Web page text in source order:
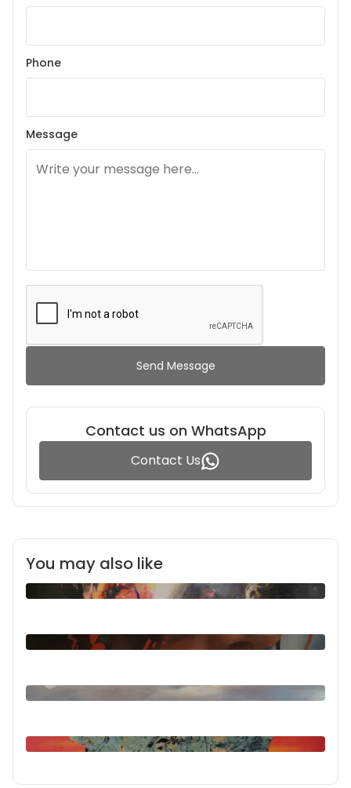
Phone
Message
Send Message
Contact us on WhatsApp
Contact Us
You may also like